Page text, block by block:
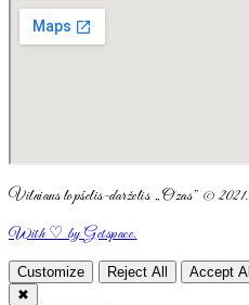
Vilniaus lopšelis-darželis „Ozas” © 2021.
With ♡ by Getspace.
Customize Reject All
Accept All
✖